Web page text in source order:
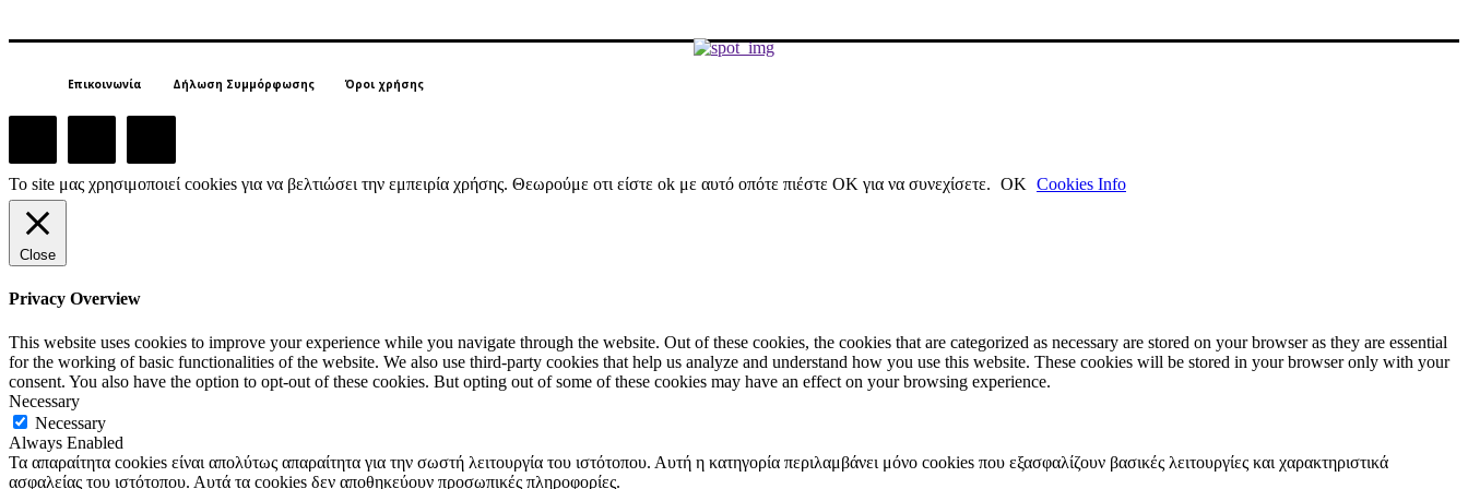
Επικοινωνία Δήλωση Συμμόρφωσης Όροι χρήσης
Το site μας χρησιμοποιεί cookies για να βελτιώσει την εμπειρία χρήσης. Θεωρούμε οτι είστε ok με αυτό οπότε πιέστε ΟΚ για να συνεχίσετε. ΟΚ Cookies Info
Close
Privacy Overview
This website uses cookies to improve your experience while you navigate through the website. Out of these cookies, the cookies that are categorized as necessary are stored on your browser as they are essential
for the working of basic functionalities of the website. We also use third-party cookies that help us analyze and understand how you use this website. These cookies will be stored in your browser only with your
consent. You also have the option to opt-out of these cookies. But opting out of some of these cookies may have an effect on your browsing experience.
Necessary
Necessary
Always Enabled
Τα απαραίτητα cookies είναι απολύτως απαραίτητα για την σωστή λειτουργία του ιστότοπου. Αυτή η κατηγορία περιλαμβάνει μόνο cookies που εξασφαλίζουν βασικές λειτουργίες και χαρακτηριστικά
ασφαλείας του ιστότοπου. Αυτά τα cookies δεν αποθηκεύουν προσωπικές πληροφορίες.